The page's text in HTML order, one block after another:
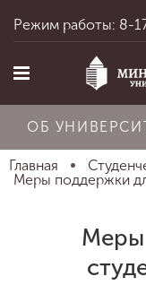
Об
Режим работы: 8-
ОБ
Главная
Меры поддержки
Меры